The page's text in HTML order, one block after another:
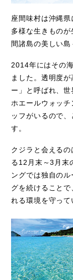
座間味村は沖縄県
多様な生きもの
間諸島の美しい島
2014年にはその
ました。透明度
ー」と呼ばれ、
ホエールウォッ
ッフがいるので
す。
クジラと会えるの
る12 月末～3 月末
ングでは独自の
グを続けることで
れる環境を守って